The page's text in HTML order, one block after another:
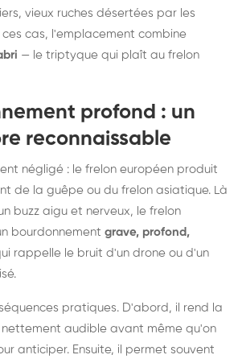
vieux ruches désertées par les
cas, l'emplacement combine
— le triptyque qui plaît au frelon
profond : un
reconnaissable
négligé : le frelon européen produit
de la guêpe ou du frelon asiatique. Là
buzz aigu et nerveux, le frelon
bourdonnement grave, profond,
rappelle le bruit d'un drone ou d'un
pratiques. D'abord, il rend la
nettement audible avant même qu'on
anticiper. Ensuite, il permet souvent